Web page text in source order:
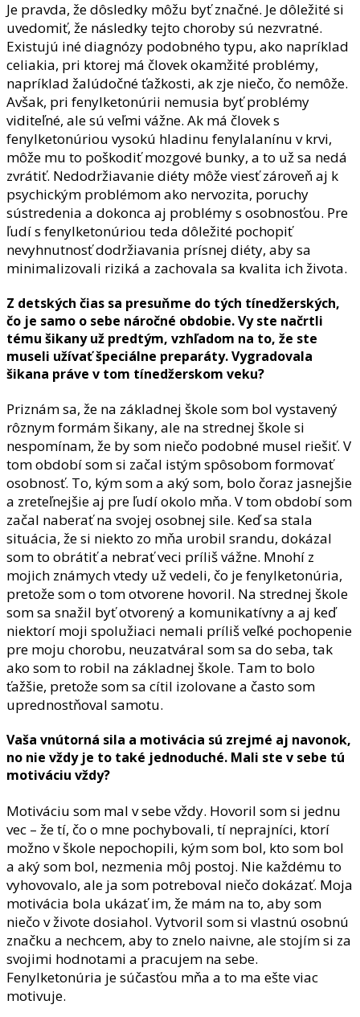
Je pravda, že dôsledky môžu byť značné. Je dôležité si
uvedomiť, že následky tejto choroby sú nezvratné.
Existujú iné diagnózy podobného typu, ako napríklad
celiakia, pri ktorej má človek okamžité problémy,
napríklad žalúdočné ťažkosti, ak zje niečo, čo nemôže.
Avšak, pri fenylketonúrii nemusia byť problémy
viditeľné, ale sú veľmi vážne. Ak má človek s
fenylketonúriou vysokú hladinu fenylalanínu v krvi,
môže mu to poškodiť mozgové bunky, a to už sa nedá
zvrátiť. Nedodržiavanie diéty môže viesť zároveň aj k
psychickým problémom ako nervozita, poruchy
sústredenia a dokonca aj problémy s osobnosťou. Pre
ľudí s fenylketonúriou teda dôležité pochopiť
nevyhnutnosť dodržiavania prísnej diéty, aby sa
minimalizovali riziká a zachovala sa kvalita ich života.
Z detských čias sa presuňme do tých tínedžerských,
čo je samo o sebe náročné obdobie. Vy ste načrtli
tému šikany už predtým, vzhľadom na to, že ste
museli užívať špeciálne preparáty. Vygradovala
šikana práve v tom tínedžerskom veku?
Priznám sa, že na základnej škole som bol vystavený
rôznym formám šikany, ale na strednej škole si
nespomínam, že by som niečo podobné musel riešiť. V
tom období som si začal istým spôsobom formovať
osobnosť. To, kým som a aký som, bolo čoraz jasnejšie
a zreteľnejšie aj pre ľudí okolo mňa. V tom období som
začal naberať na svojej osobnej sile. Keď sa stala
situácia, že si niekto zo mňa urobil srandu, dokázal
som to obrátiť a nebrať veci príliš vážne. Mnohí z
mojich známych vtedy už vedeli, čo je fenylketonúria,
pretože som o tom otvorene hovoril. Na strednej škole
som sa snažil byť otvorený a komunikatívny a aj keď
niektorí moji spolužiaci nemali príliš veľké pochopenie
pre moju chorobu, neuzatváral som sa do seba, tak
ako som to robil na základnej škole. Tam to bolo
ťažšie, pretože som sa cítil izolovane a často som
uprednostňoval samotu.
Vaša vnútorná sila a motivácia sú zrejmé aj navonok,
no nie vždy je to také jednoduché. Mali ste v sebe tú
motiváciu vždy?
Motiváciu som mal v sebe vždy. Hovoril som si jednu
vec – že tí, čo o mne pochybovali, tí neprajníci, ktorí
možno v škole nepochopili, kým som bol, kto som bol
a aký som bol, nezmenia môj postoj. Nie každému to
vyhovovalo, ale ja som potreboval niečo dokázať. Moja
motivácia bola ukázať im, že mám na to, aby som
niečo v živote dosiahol. Vytvoril som si vlastnú osobnú
značku a nechcem, aby to znelo naivne, ale stojím si za
svojimi hodnotami a pracujem na sebe.
Fenylketonúria je súčasťou mňa a to ma ešte viac
motivuje.